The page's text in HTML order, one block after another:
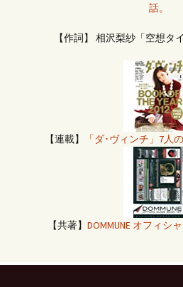
話。
【作詞】 相沢梨紗「空想タ
【連載】 「ダ･ヴィンチ」7人
【共著】 DOMMUNE オフィシ